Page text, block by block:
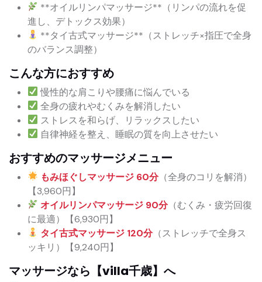
**オイルリンパマッサージ**（リンパの流れを促
進し、デトックス効果）
**タイ古式マッサージ**（ストレッチ×指圧で全身
のバランス調整）
こんな方におすすめ
慢性的な肩こりや腰痛に悩んでいる
全身の疲れやむくみを解消したい
ストレスを和らげ、リラックスしたい
自律神経を整え、睡眠の質を向上させたい
おすすめのマッサージメニュー
もみほぐしマッサージ 60分（全身のコリを解消）
【3,960円】
オイルリンパマッサージ 90分（むくみ・疲労回復
に最適）【6,930円】
タイ古式マッサージ 120分（ストレッチで全身ス
ッキリ）【9,240円】
マッサージなら【villa千歳】へ